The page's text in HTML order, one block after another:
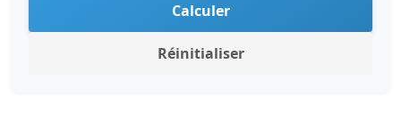
Calculer
Réinitialiser